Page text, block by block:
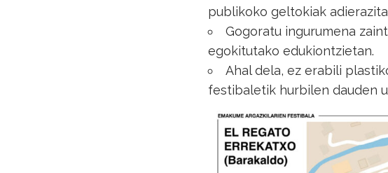
publikoko geltokiak
Gogoratu ingurumena
egokitutako edukiontzietan.
Ahal dela, ez erabili
festibaletik hurbilen dauden